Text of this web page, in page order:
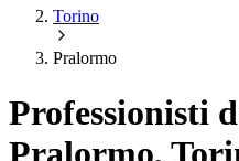
Torino
Pralormo
Professionisti
Pralormo,